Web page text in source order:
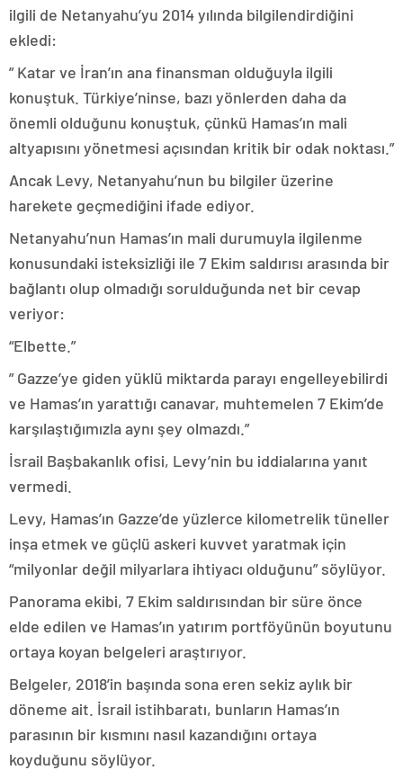
ilgili de Netanyahu’yu 2014 yılında bilgilendirdiğini
ekledi:
” Katar ve İran’ın ana finansman olduğuyla ilgili
konuştuk. Türkiye’ninse, bazı yönlerden daha da
önemli olduğunu konuştuk, çünkü Hamas’ın mali
altyapısını yönetmesi açısından kritik bir odak noktası.”
Ancak Levy, Netanyahu’nun bu bilgiler üzerine
harekete geçmediğini ifade ediyor.
Netanyahu’nun Hamas’ın mali durumuyla ilgilenme
konusundaki isteksizliği ile 7 Ekim saldırısı arasında bir
bağlantı olup olmadığı sorulduğunda net bir cevap
veriyor:
“Elbette.”
” Gazze’ye giden yüklü miktarda parayı engelleyebilirdi
ve Hamas’ın yarattığı canavar, muhtemelen 7 Ekim’de
karşılaştığımızla aynı şey olmazdı.”
İsrail Başbakanlık ofisi, Levy’nin bu iddialarına yanıt
vermedi.
Levy, Hamas’ın Gazze’de yüzlerce kilometrelik tüneller
inşa etmek ve güçlü askeri kuvvet yaratmak için
“milyonlar değil milyarlara ihtiyacı olduğunu” söylüyor.
Panorama ekibi, 7 Ekim saldırısından bir süre önce
elde edilen ve Hamas’ın yatırım portföyünün boyutunu
ortaya koyan belgeleri araştırıyor.
Belgeler, 2018’in başında sona eren sekiz aylık bir
döneme ait. İsrail istihbaratı, bunların Hamas’ın
parasının bir kısmını nasıl kazandığını ortaya
koyduğunu söylüyor.